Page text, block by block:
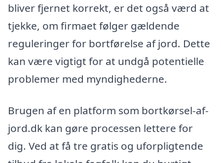
bliver fjernet korrekt, er det også værd at
tjekke, om firmaet følger gældende
reguleringer for bortførelse af jord. Dette
kan være vigtigt for at undgå potentielle
problemer med myndighederne.
Brugen af en platform som bortkørsel-af-
jord.dk kan gøre processen lettere for
dig. Ved at få tre gratis og uforpligtende